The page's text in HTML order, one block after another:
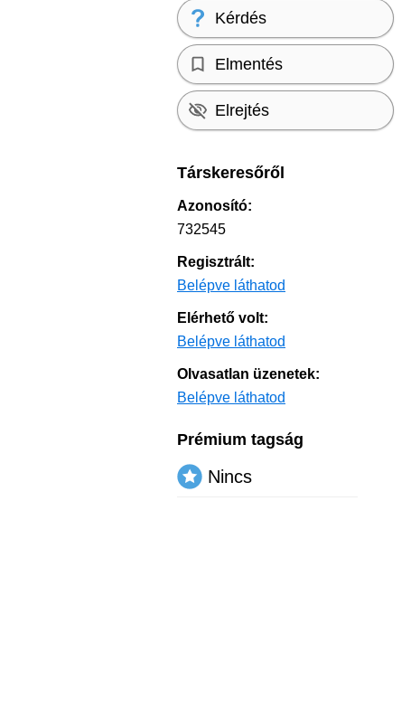
Kérdés
Elmentés
Elrejtés
Társkeresőről
Azonosító:
732545
Regisztrált:
Belépve láthatod
Elérhető volt:
Belépve láthatod
Olvasatlan üzenetek:
Belépve láthatod
Prémium tagság
Nincs